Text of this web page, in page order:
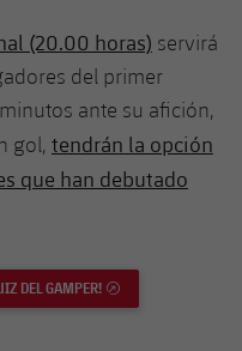
(20.00 horas) servirá
del primer
ante su afición,
gol, tendrán la opción
que han debutado
DEL GAMPER!